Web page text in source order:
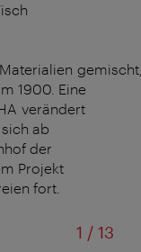
1900. Eine
verändert
ab
der
Projekt
fort.
1 /von
13